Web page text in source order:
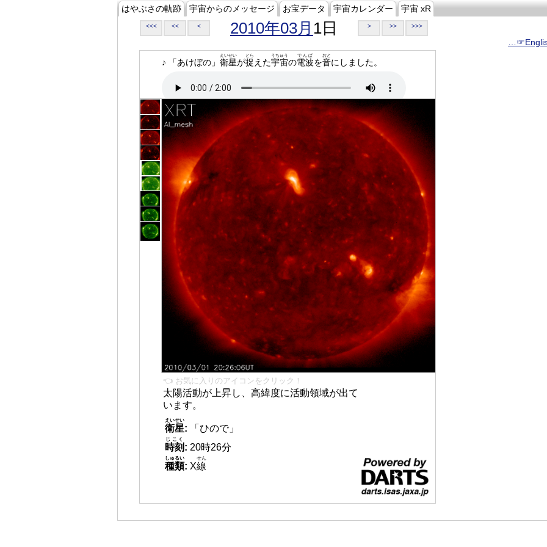
はやぶさの軌跡 宇宙からのメッセージ お宝データ 宇宙カレンダー 宇宙 xR
<<< << < 2010年03月 1日 > >> >>>
♪ 「あけぼの」 衛星
えいせい
が捉
とら
えた宇宙
うちゅう
の電波
でんぱ
を音
おと
にしました。
👈 お気に入りのアイコンをクリック！
太陽活動が上昇し、高緯度に活動領域が出て
います。
衛星
えいせい
:
「ひので」
時刻
じこく
: 20時26分
種類
しゅるい
: X線
せん